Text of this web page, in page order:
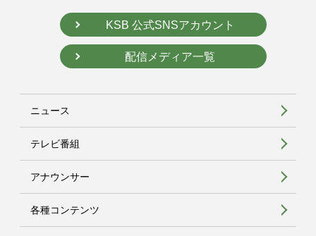
KSB 公式SNSアカウント
配信メディア一覧
ニュース
テレビ番組
アナウンサー
各種コンテンツ